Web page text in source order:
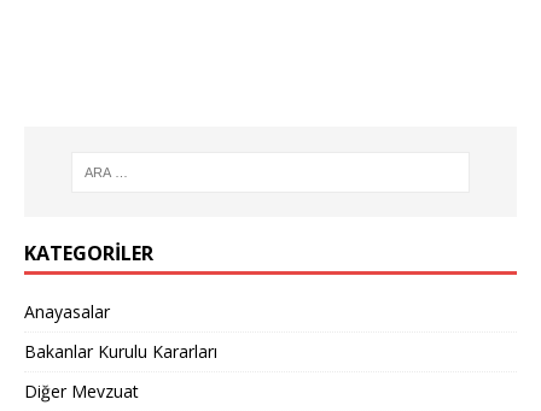
KATEGORILER
Anayasalar
Bakanlar Kurulu Kararları
Diğer Mevzuat